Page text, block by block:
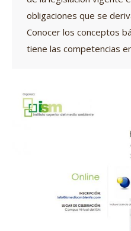
obligaciones que se
Conocer los conceptos
tiene las competencias